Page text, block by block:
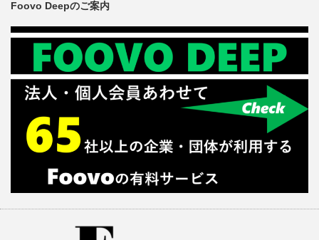
Foovo Deepのご案内